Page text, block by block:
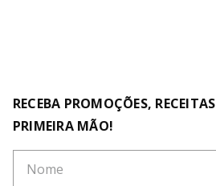
RECEBA PROMOÇÕES,
PRIMEIRA MÃO!